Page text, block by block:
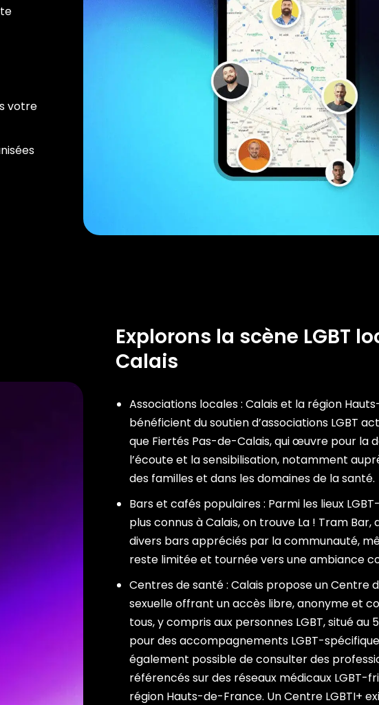
votre
Explorons la scène LGBT
Calais
Associations locales : Calais et la région
bénéficient du soutien d’associations LGBT
que Fiertés Pas-de-Calais, qui œuvre pour la
l’écoute et la sensibilisation, notamment
des familles et dans les domaines de la santé.
Bars et cafés populaires : Parmi les lieux
plus connus à Calais, on trouve La ! Tram Bar,
divers bars appréciés par la communauté,
reste limitée et tournée vers une ambiance
Centres de santé : Calais propose un Centre
sexuelle offrant un accès libre, anonyme et
tous, y compris aux personnes LGBT, situé au
pour des accompagnements LGBT-
également possible de consulter des
référencés sur des réseaux médicaux LGBT-
région Hauts-de-France. Un Centre LGBTI+